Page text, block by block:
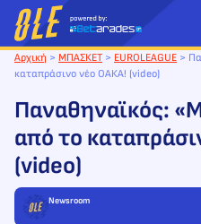
Μετάβαση
στο
περιεχόμενο
Αρχική > ΜΠΑΣΚΕΤ > EUROLEAGUE >
καταπράσινο νέο ΟΑΚΑ! (video)
Παναθηναϊκός:
από το
(video)
Newsroom